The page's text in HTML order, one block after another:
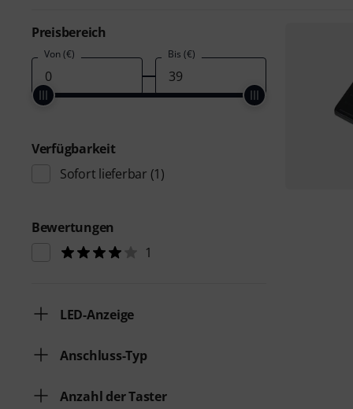
Preisbereich
Von (€) Bis (€)
Verfügbarkeit
Sofort lieferbar (1)
Bewertungen
1
LED-Anzeige
Anschluss-Typ
Anzahl der Taster